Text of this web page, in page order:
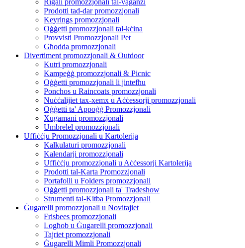
Rigali promozzjonali tal-vaganzi
Prodotti tad-dar promozzjonali
Keyrings promozzjonali
Oġġetti promozzjonali tal-kċina
Provvisti Promozzjonali Pet
Għodda promozzjonali
Divertiment promozzjonali & Outdoor
Kutri promozzjonali
Kampeġġ promozzjonali & Picnic
Oġġetti promozzjonali li jintefħu
Ponchos u Raincoats promozzjonali
Nuċċalijiet tax-xemx u Aċċessorji promozzjonali
Oġġetti ta' Appoġġ Promozzjonali
Xugamani promozzjonali
Umbrelel promozzjonali
Uffiċċju Promozzjonali u Kartolerija
Kalkulaturi promozzjonali
Kalendarji promozzjonali
Uffiċċju promozzjonali u Aċċessorji Kartolerija
Prodotti tal-Karta Promozzjonali
Portafolli u Folders promozzjonali
Oġġetti promozzjonali ta' Tradeshow
Strumenti tal-Kitba Promozzjonali
Ġugarelli promozzjonali u Novitajiet
Frisbees promozzjonali
Logħob u Ġugarelli promozzjonali
Tajriet promozzjonali
Ġugarelli Mimli Promozzjonali